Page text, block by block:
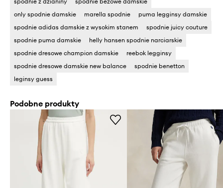
only spodnie damskie
marella spodnie
puma legginsy damskie
spodnie adidas damskie z wysokim stanem
spodnie juicy couture
spodnie puma damskie
helly hansen spodnie narciarskie
spodnie dresowe champion damskie
reebok legginsy
spodnie dresowe damskie new balance
spodnie benetton
leginsy guess
Podobne produkty